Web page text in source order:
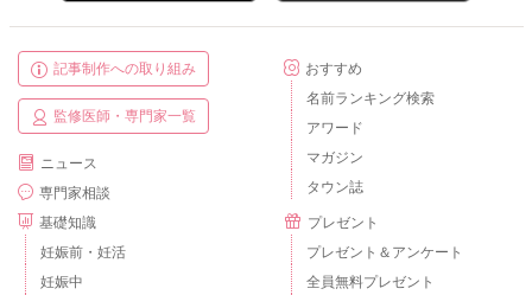
記事制作への取り組み
監修医師・専門家一覧
ニュース
専門家相談
基礎知識
妊娠前・妊活
妊娠中
おすすめ
名前ランキング検索
アワード
マガジン
タウン誌
プレゼント
プレゼント＆アンケート
全員無料プレゼント